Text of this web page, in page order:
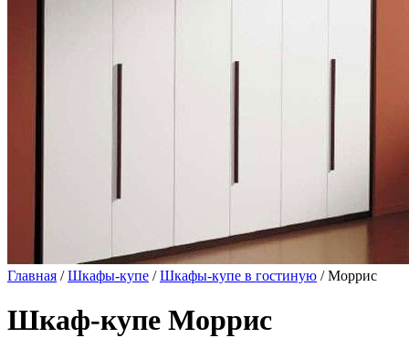
Главная /Шкафы-купе /Шкафы-купе в гостиную / Моррис
Шкаф-купе Моррис